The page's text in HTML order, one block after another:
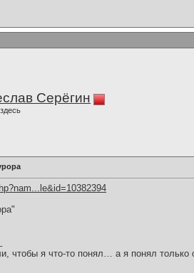
Серёгин
чтобы я что-то понял… а я понял только